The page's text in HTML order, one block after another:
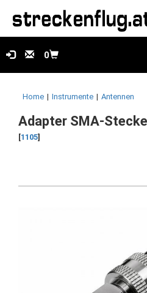
0
Home | Instrumente | Antennen
Adapter SMA-
[1105]